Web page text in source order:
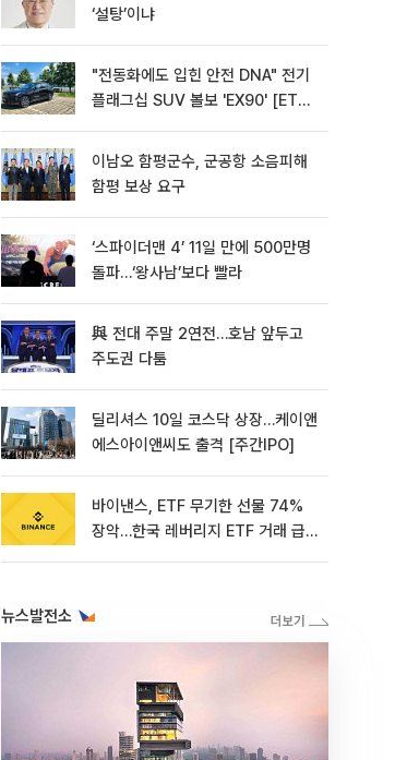
‘설탕’이냐
"전동화에도 입힌 안전 DNA" 전기
플래그십 SUV 볼보 'EX90' [ET의
이남오 함평군수, 군공항 소음피해
함평 보상 요구
‘스파이더맨 4’ 11일 만에 500만명
돌파…‘왕사남’보다 빨라
與 전대 주말 2연전…호남 앞두고
주도권 다툼
딜리셔스 10일 코스닥 상장…케이앤
에스아이앤씨도 출격 [주간IPO]
바이낸스, ETF 무기한 선물 74%
장악…한국 레버리지 ETF 거래 급
뉴스발전소